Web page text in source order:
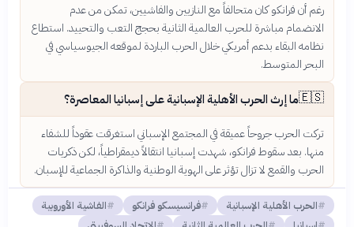
رغم أن فرانكو كان متحالفاً مع النازيين والفاشيين، تمكن من عدم
الانضمام مباشرة للحرب العالمية الثانية بحجج التعب والتحييد. استطاع
نظامه البقاء بدعم أمريكي خلال الحرب الباردة لموقعه الجيوسياسي في
البحر المتوسط.
🇪🇸ما إرث الحرب الأهلية الإسبانية على إسبانيا المعاصرة؟
تركت الحرب جروحاً عميقة في المجتمع الإسباني استغرقت عقوداً للشفاء
منها. بعد سقوط فرانكو، شهدت إسبانيا انتقالاً ديمقراطياً، لكن ذكريات
الحرب والقمع لا تزال تؤثر على الهوية الوطنية والذاكرة الجماعية للإسبان.
الحرب الأهلية الإسبانية فرانسيسكو فرانكو
الفاشية الأوروبية